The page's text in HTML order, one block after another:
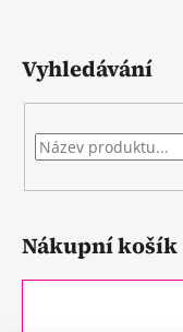
Vyhledávání
Nákupní košík